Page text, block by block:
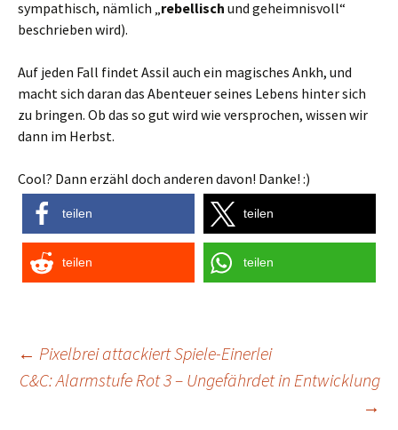
sympathisch, nämlich „rebellisch und geheimnisvoll“
beschrieben wird).
Auf jeden Fall findet Assil auch ein magisches Ankh, und
macht sich daran das Abenteuer seines Lebens hinter sich
zu bringen. Ob das so gut wird wie versprochen, wissen wir
dann im Herbst.
Cool? Dann erzähl doch anderen davon! Danke! :)
teilen teilen
teilen teilen
Post
← Pixelbrei attackiert Spiele-Einerlei
C&C: Alarmstufe Rot 3 – Ungefährdet in Entwicklung
→